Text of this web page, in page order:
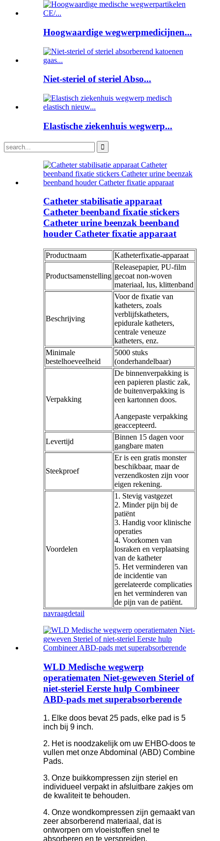
Hoogwaardige wegwerpmedicijnen...
Niet-steriel of steriel Abso...
Elastische ziekenhuis wegwerp...
Catheter stabilisatie apparaat
Catheter beenband fixatie stickers
Catheter urine beenzak beenband
houder Catheter fixatie apparaat
Productnaam Katheterfixatie-apparaat
Productsamenstelling
Releasepapier, PU-film
gecoat non-woven
materiaal, lus, klittenband
Beschrijving
Voor de fixatie van
katheters, zoals
verblijfskatheters,
epidurale katheters,
centrale veneuze
katheters, enz.
Minimale
bestelhoeveelheid
5000 stuks
(onderhandelbaar)
Verpakking
De binnenverpakking is
een papieren plastic zak,
de buitenverpakking is
een kartonnen doos.
Aangepaste verpakking
geaccepteerd.
Levertijd
Binnen 15 dagen voor
gangbare maten
Steekproef
Er is een gratis monster
beschikbaar, maar de
verzendkosten zijn voor
eigen rekening.
Voordelen
1. Stevig vastgezet
2. Minder pijn bij de
patiënt
3. Handig voor klinische
operaties
4. Voorkomen van
losraken en verplaatsing
van de katheter
5. Het verminderen van
de incidentie van
gerelateerde complicaties
en het verminderen van
de pijn van de patiënt.
navraagdetail
WLD Medische wegwerp
operatiematen Niet-geweven Steriel of
niet-steriel Eerste hulp Combineer
ABD-pads met superabsorberende
1. Elke doos bevat 25 pads, elke pad is 5
inch bij 9 inch.
2. Het is noodzakelijk om uw EHBO-doos te
vullen met onze Abdominal (ABD) Combine
Pads.
3. Onze buikkompressen zijn steriel en
individueel verpakt in afsluitbare zakjes om
de kwaliteit te behouden.
4. Onze wondkompressen zijn gemaakt van
zeer absorberend materiaal, dat is
ontworpen om vloeistoffen snel te
absorberen en te verspreiden.